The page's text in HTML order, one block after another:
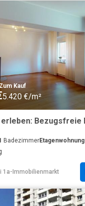
Zum Kauf
5.420 €/m²
BadezimmerEtagenwohnung
1a-Immobilienmarkt